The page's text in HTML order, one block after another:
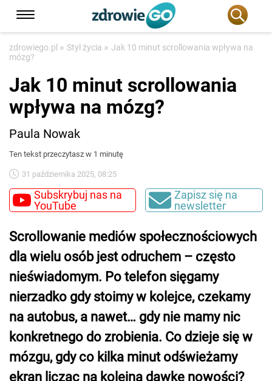
zdrowiego.pl » Styl życia » Jak 10 minut scrollowania wpływa na
mózg?
Jak 10 minut scrollowania
wpływa na mózg?
Paula Nowak
Ten tekst przeczytasz w 1 minutę
31 października 2025, 08:25
Subskrybuj nas na
YouTube
Zapisz się na
newsletter
Scrollowanie mediów społecznościowych
dla wielu osób jest odruchem – często
nieświadomym. Po telefon sięgamy
nierzadko gdy stoimy w kolejce, czekamy
na autobus, a nawet… gdy nie mamy nic
konkretnego do zrobienia. Co dzieje się w
mózgu, gdy co kilka minut odświeżamy
ekran licząc na kolejną dawkę nowości?